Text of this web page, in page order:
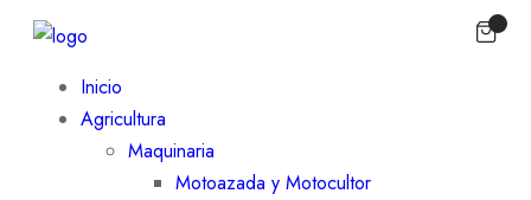
Inicio
Agricultura
Maquinaria
Motoazada y Motocultor